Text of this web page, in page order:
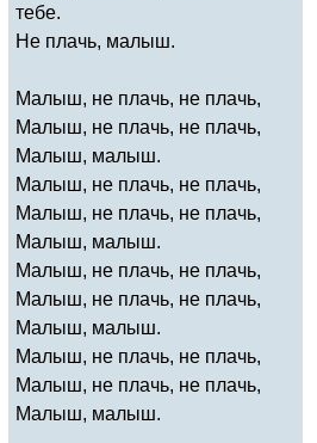
тебе.
Не плачь, малыш.
Малыш, не плачь, не плачь,
Малыш, не плачь, не плачь,
Малыш, малыш.
Малыш, не плачь, не плачь,
Малыш, не плачь, не плачь,
Малыш, малыш.
Малыш, не плачь, не плачь,
Малыш, не плачь, не плачь,
Малыш, малыш.
Малыш, не плачь, не плачь,
Малыш, не плачь, не плачь,
Малыш, малыш.